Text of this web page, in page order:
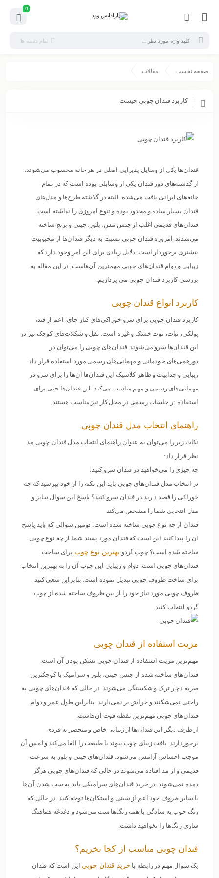
0
تمام دسته ها
صفحه نخست مقالات
کاربرد قندان جوبی چیست
قندان‌ها یکی از وسایل پذیرایی اصلی در هر خانه محسوب می‌شوند.
از گذشته‌های دور قندان یکی از وسایلی بوده است که در تمام
خانه‌های ایرانی یافت می‌شده. البته در گذشته طرح‌ها و مدل‌های
قندان بسیار ساده و محدود بوده و تنوع امروزی را نداشته است.
قندان‌های قدیمی اغلب از جنس مس، بلور، چینی و برنج ساخته
می‌شدند. امروزه قندان چوبی نسبت به دیگر قندان‌ها از محبوبیت
بیشتری برخوردار است. دلایل زیادی برای این امر وجود دارد که
زیبایی و دوام قندان‌های چوبی مهم‌ترین آن‌هاست. در این مقاله به
بررسی کاربرد قندان چوبی می پردازیم.
کاربرد انواع قندان چوبی
کاربرد قندان چوبی برای سرو خوراکی‌های کنار چای، اعم از قند،
پولکی، نبات، توت خشک و غیره است. نقل و شکلات‌های کوچک نیز در
این قندان‌ها سرو می‌شوند. قندان‌های چوبی را می‌توان در
دورهمی‌های خودمانی و مهمانی‌های رسمی مورد استفاده قرار داد.
زیبایی و جذابیت و ظاهر کلاسیک این قندان‌ها آن‌ها را برای سرو در
مهمانی‌های رسمی و مهم مناسب می‌کند. این قندان‌ها حتی برای
استفاده در جلسات رسمی در محل کار نیز مناسب هستند.
راهنمای انتخاب مدل قندان چوبی
نکات زیر را می‌توان به عنوان راهنمای انتخاب مدل قندان چوبی مد
نظر قرار داد:
چه چیزی را می‌خواهید در قندان سرو کنید:
در انتخاب مدل قندان‌های چوبی باید این نکته را از خود بپرسید که چه
خوراکی را قصد دارید در قندان سرو کنید؟ پاسخ این سوال سایز و
مدل انتخابی شما را مشخص می‌کند.
قندان از چه نوع چوبی ساخته شده است: دومین سوالی که باید پاسخ
آن را پیدا کنید این است که قندان مورد پسند شما از چه نوع چوبی
ساخته شده است؟ چوب گردو بهترین نوع چوب برای ساخت
قندان‌های چوبی است. دوام و زیبایی این چوب آن را به بهترین انتخاب
برای ساخت ظروف چوبی تبدیل نموده است. بنابراین سعی کنید
ظروف چوبی مورد نیاز خود را از بین ظروف ساخته شده از چوب
گردو انتخاب کنید.
مزیت استفاده از قندان چوبی
مهم‌ترین مزیت استفاده از قندان چوبی نشکن بودن آن است.
قندان‌های ساخته شده از جنس چینی، بلور و سرامیک با کوچکترین
ضربه دچار ترک و شکستگی می‌شوند. در حالی که قندان‌های چوبی به
راحتی نمی‌شکنند و خراش بر نمی‌دارند. بنابراین طول عمر و دوام
قندان‌های چوبی مهم‌ترین نقطه قوت آن‌هاست.
از طرف دیگر این قندان‌ها از زیبایی خاص و منحصر به فردی
برخوردارند. بافت زیبای چوب پیوند با طبیعت را القا می‌کند و لمس آن
موجب احساس آرامش می‌شود. قندان‌های چینی و بلور به سرعت
قدیمی و از مد افتاده می‌شوند در حالی که قندان‌های چوبی هرگز
دمده نمی‌شوند. در خرید قندان‌های سرامیکی باید به ست شدن آن‌ها
با سایر ظروف خود اعم از سینی و استکان‌ها توجه کنید. در حالی که
رنگ چوب به سادگی با همه رنگ‌ها ست می‌شود و دغدغه هماهنگ
سازی رنگ‌ها را نخواهید داشت.
قندان چوبی مناسب از کجا بخریم؟
یک سوال مهم در رابطه با خرید قندان‌ چوبی این است که قندان